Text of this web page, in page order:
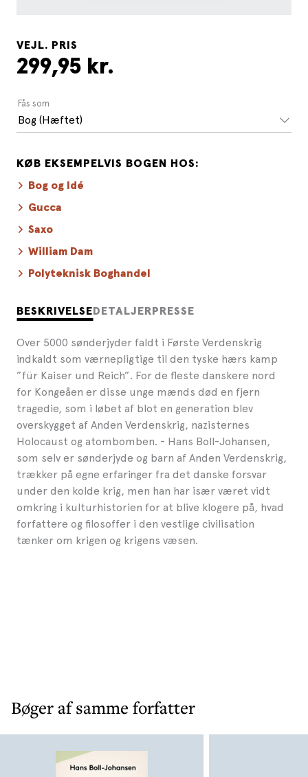
BESKRIVELSE DETALJER PRESSE
Over 5000 sønderjyder faldt i Første Verdenskrig
indkaldt som værnepligtige til den tyske hærs kamp
”für Kaiser und Reich”. For de fleste danskere nord
for Kongeåen er disse unge mænds død en fjern
tragedie, som i løbet af blot en generation blev
overskygget af Anden Verdenskrig, nazisternes
Holocaust og atombomben. - Hans Boll-Johansen,
som selv er sønderjyde og barn af Anden Verdenskrig,
trækker på egne erfaringer fra det danske forsvar
under den kolde krig, men han har især været vidt
omkring i kulturhistorien for at blive klogere på, hvad
forfattere og filosoffer i den vestlige civilisation
tænker om krigen og krigens væsen.
VEJL. PRIS
299,95 kr.
Fås som
Bog (Hæftet)
KØB EKSEMPELVIS BOGEN HOS:
Bog og Idé
Gucca
Saxo
William Dam
Polyteknisk Boghandel
Bøger af samme forfatter